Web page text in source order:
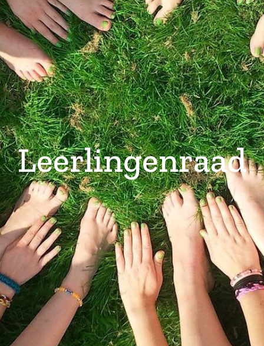
Leerlingenraad